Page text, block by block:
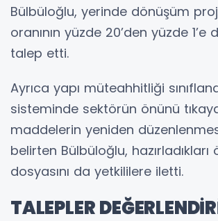
Bülbüloğlu, yerinde dönüşüm
oranının yüzde 20’den yüzde 1’e
talep etti.
Ayrıca yapı müteahhitliği
sisteminde sektörün önünü
maddelerin yeniden
belirten Bülbüloğlu, hazırladıkları
dosyasını da yetkililere iletti.
TALEPLER